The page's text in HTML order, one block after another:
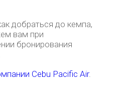
добраться до кемпа,
вам при
бронирования
Cebu Pacific Air.